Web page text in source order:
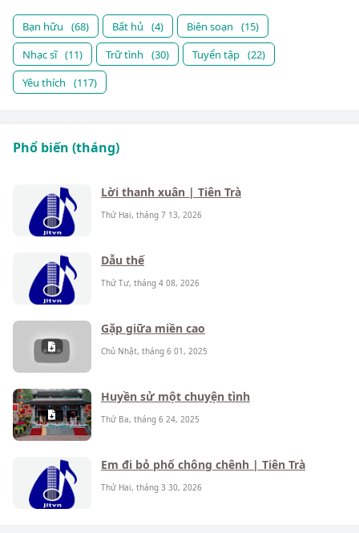
Bạn hữu (68) Bất hủ (4) Biên soạn
(15)
Nhạc sĩ (11) Trữ tình (30) Tuyển tập (22)
Yêu thích
(117)
Phổ biến (tháng)
Lời thanh xuân | Tiên Trà
Thứ Hai, tháng 7 13, 2026
Dẫu thế
Thứ Tư, tháng 4 08, 2026
Gặp giữa miền cao
Chủ Nhật, tháng 6 01, 2025
Huyền sử một chuyện tình
Thứ Ba, tháng 6 24, 2025
Em đi bỏ phố chông chênh | Tiên Trà
Thứ Hai, tháng 3 30, 2026